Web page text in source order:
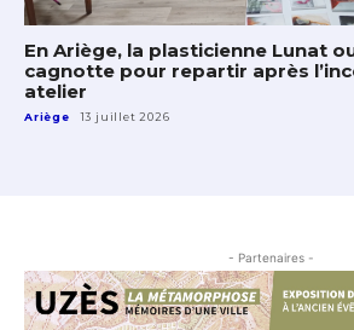
En Ariège, la plasticienne Lunat
cagnotte pour repartir après
atelier
Ariège 13 juillet 2026
- Partenaires -